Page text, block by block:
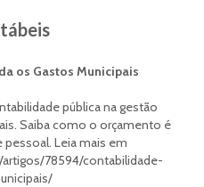
os Gastos Municipais
pública na gestão
Saiba como o orçamento é
pessoal. Leia mais em
78594/contabilidade-